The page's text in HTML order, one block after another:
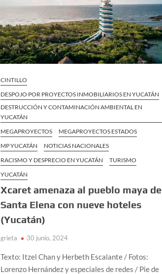
CINTILLO
DESPOJO POR PROYECTOS INMOBILIARIOS EN YUCATÁN
DESTRUCCIÓN Y CONTAMINACIÓN AMBIENTAL EN
YUCATÁN
MEGAPROYECTOS
MEGAPROYECTOS ESTADOS
MP YUCATÁN
NOTICIAS NACIONALES
RACISMO Y DESPRECIO EN YUCATÁN
TURISMO
YUCATÁN
Xcaret amenaza al pueblo maya de
Santa Elena con nueve hoteles
(Yucatán)
grieta 30 junio, 2024
Texto: Itzel Chan y Herbeth Escalante / Fotos:
Lorenzo Hernández y especiales de redes / Pie de